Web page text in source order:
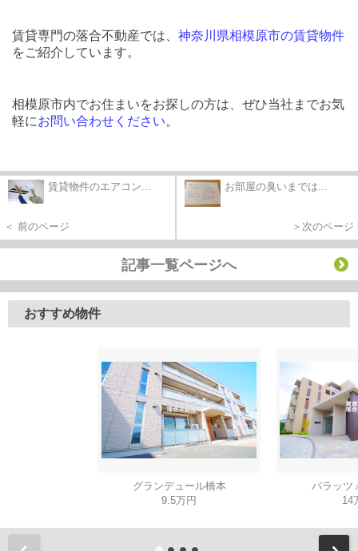
賃貸専門の落合不動産では、 神奈川県相模原市の賃貸物件
をご紹介しています。
相模原市内でお住まいをお探しの方は、ぜひ当社までお気
軽にお問い合わせください。
賃貸物件のエアコン...
＜ 前のページ
お部屋の臭いまでは...
＞次のページ
記事一覧ページへ
おすすめ物件
グランデュール橋本
9.5万円
パラッ
14